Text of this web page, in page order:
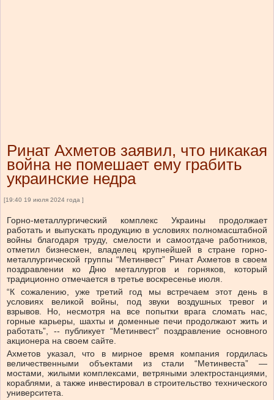
Ринат Ахметов заявил, что никакая
война не помешает ему грабить
украинские недра
[19:40 19 июля 2024 года ]
Горно-металлургический комплекс Украины продолжает
работать и выпускать продукцию в условиях полномасштабной
войны благодаря труду, смелости и самоотдаче работников,
отметил бизнесмен, владелец крупнейшей в стране горно-
металлургической группы “Метинвест” Ринат Ахметов в своем
поздравлении ко Дню металлургов и горняков, который
традиционно отмечается в третье воскресенье июля.
“К сожалению, уже третий год мы встречаем этот день в
условиях великой войны, под звуки воздушных тревог и
взрывов. Но, несмотря на все попытки врага сломать нас,
горные карьеры, шахты и доменные печи продолжают жить и
работать”, -- публикует “Метинвест” поздравление основного
акционера на своем сайте.
Ахметов указал, что в мирное время компания гордилась
величественными объектами из стали “Метинвеста” —
мостами, жилыми комплексами, ветряными электростанциями,
кораблями, а также инвестировал в строительство технического
университета.